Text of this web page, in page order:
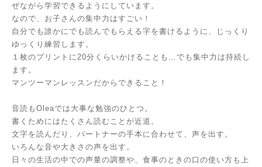
ぜながら学習できるようにしています。
なので、お子さんの集中力はすごい！
自分でも誰かにでも読んでもらえる字を書けるように、じっくり
ゆっくり練習します。
１枚のプリントに20分くらいかけることも…でも集中力は持続し
ます。
マンツーマンレッスンだからできること！
音読もOleaでは大事な勉強のひとつ。
書くためにはたくさん読むことが近道。
文字を読んだり、パートナーの手本に合わせて、声を出す。
いろんな音や大きさの声を出す。
日々の生活の中での声量の調整や、食事のときの口の使い方も上